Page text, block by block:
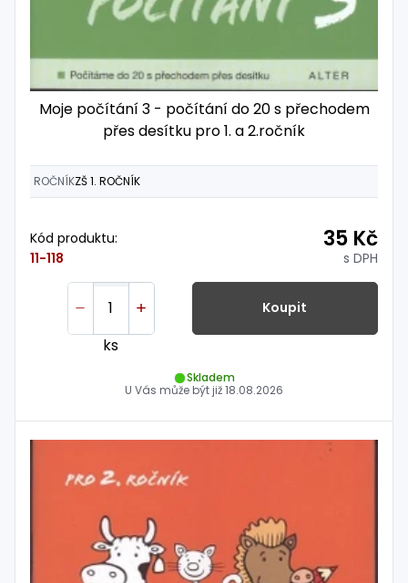
Moje počítání 3 - počítání do 20 s přechodem
přes desítku pro 1. a 2.ročník
ROČNÍKZŠ 1. ROČNÍK
Kód produktu:
11-118
35 Kč
s DPH
ks
Koupit
Skladem
U Vás může být již18.08.2026